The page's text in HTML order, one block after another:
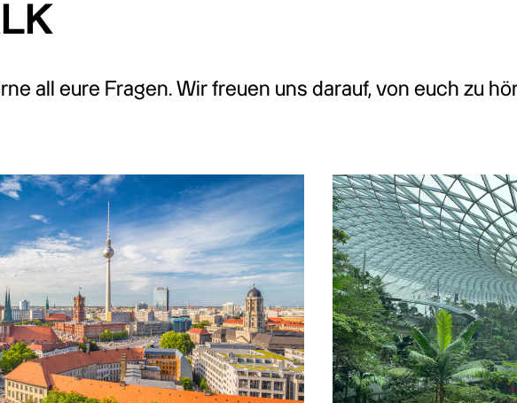
all eure Fragen. Wir freuen uns darauf, von euch zu